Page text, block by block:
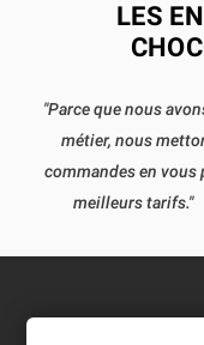
LES
"Parce que nous
métier, nous
commandes en
meilleurs tarifs."